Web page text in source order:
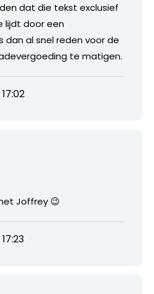
dat die tekst exclusief
lijdt door een
dan al snel reden voor de
te matigen.
Joffrey 😉